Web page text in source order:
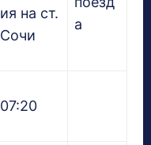
ия на ст.
Сочи
а
07:20